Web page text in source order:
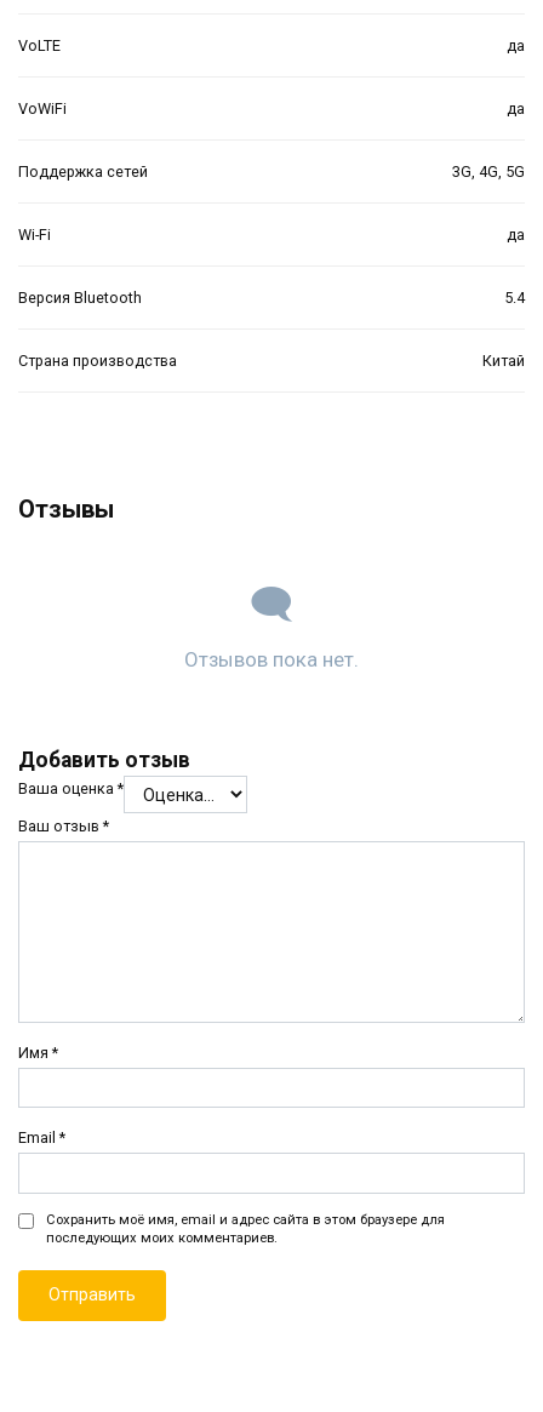
VoLTE да
VoWiFi да
Поддержка сетей 3G, 4G, 5G
Wi-Fi да
Версия Bluetooth 5.4
Страна производства Китай
Отзывы
Отзывов пока нет.
Добавить отзыв
Ваша оценка*
Ваш отзыв*
Имя*
Email*
Сохранить моё имя, email и адрес сайта в этом браузере для
последующих моих комментариев.